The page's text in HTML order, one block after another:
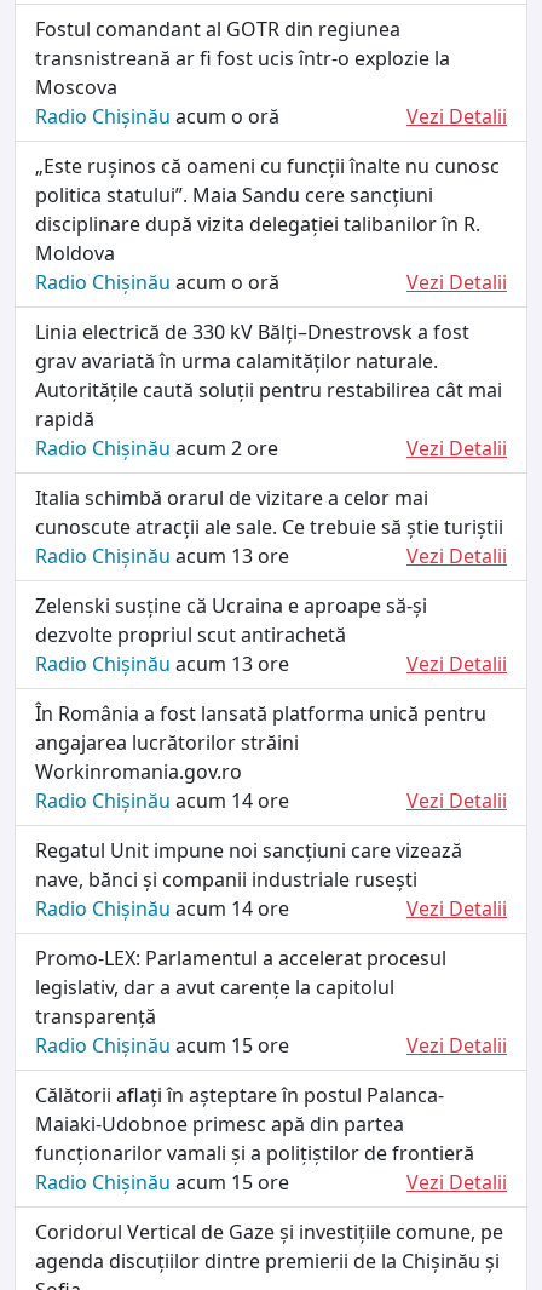
Fostul comandant al GOTR din regiunea
transnistreană ar fi fost ucis într-o explozie la
Moscova
Radio Chișinău acum o oră
Vezi Detalii
„Este rușinos că oameni cu funcții înalte nu cunosc
politica statului”. Maia Sandu cere sancțiuni
disciplinare după vizita delegației talibanilor în R.
Moldova
Radio Chișinău acum o oră
Vezi Detalii
Linia electrică de 330 kV Bălți–Dnestrovsk a fost
grav avariată în urma calamităților naturale.
Autoritățile caută soluții pentru restabilirea cât mai
rapidă
Radio Chișinău acum 2 ore
Vezi Detalii
Italia schimbă orarul de vizitare a celor mai
cunoscute atracții ale sale. Ce trebuie să știe turiștii
Radio Chișinău acum 13 ore
Vezi Detalii
Zelenski susține că Ucraina e aproape să-și
dezvolte propriul scut antirachetă
Radio Chișinău acum 13 ore
Vezi Detalii
În România a fost lansată platforma unică pentru
angajarea lucrătorilor străini
Workinromania.gov.ro
Radio Chișinău acum 14 ore
Vezi Detalii
Regatul Unit impune noi sancțiuni care vizează
nave, bănci și companii industriale rusești
Radio Chișinău acum 14 ore
Vezi Detalii
Promo-LEX: Parlamentul a accelerat procesul
legislativ, dar a avut carențe la capitolul
transparență
Radio Chișinău acum 15 ore
Vezi Detalii
Călătorii aflați în așteptare în postul Palanca-
Maiaki-Udobnoe primesc apă din partea
funcționarilor vamali și a polițiștilor de frontieră
Radio Chișinău acum 15 ore
Vezi Detalii
Coridorul Vertical de Gaze și investițiile comune, pe
agenda discuțiilor dintre premierii de la Chișinău și